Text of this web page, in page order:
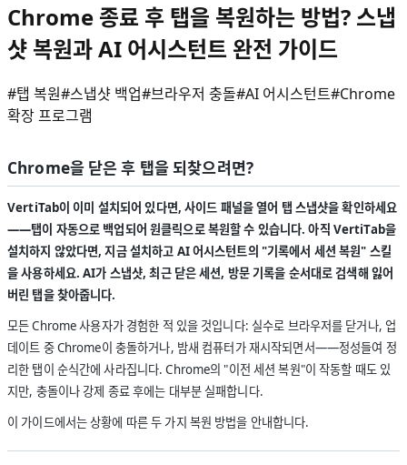
Chrome 종료 후 탭을 복원하는 방법? 스냅
샷 복원과 AI 어시스턴트 완전 가이드
#탭 복원#스냅샷 백업#브라우저 충돌#AI 어시스턴트#Chrome
확장 프로그램
Chrome을 닫은 후 탭을 되찾으려면?
VertiTab이 이미 설치되어 있다면, 사이드 패널을 열어 탭 스냅샷을 확인하세요
——탭이 자동으로 백업되어 원클릭으로 복원할 수 있습니다. 아직 VertiTab을
설치하지 않았다면, 지금 설치하고 AI 어시스턴트의 "기록에서 세션 복원" 스킬
을 사용하세요. AI가 스냅샷, 최근 닫은 세션, 방문 기록을 순서대로 검색해 잃어
버린 탭을 찾아줍니다.
모든 Chrome 사용자가 경험한 적 있을 것입니다: 실수로 브라우저를 닫거나, 업
데이트 중 Chrome이 충돌하거나, 밤새 컴퓨터가 재시작되면서——정성들여 정
리한 탭이 순식간에 사라집니다. Chrome의 "이전 세션 복원"이 작동할 때도 있
지만, 충돌이나 강제 종료 후에는 대부분 실패합니다.
이 가이드에서는 상황에 따른 두 가지 복원 방법을 안내합니다.